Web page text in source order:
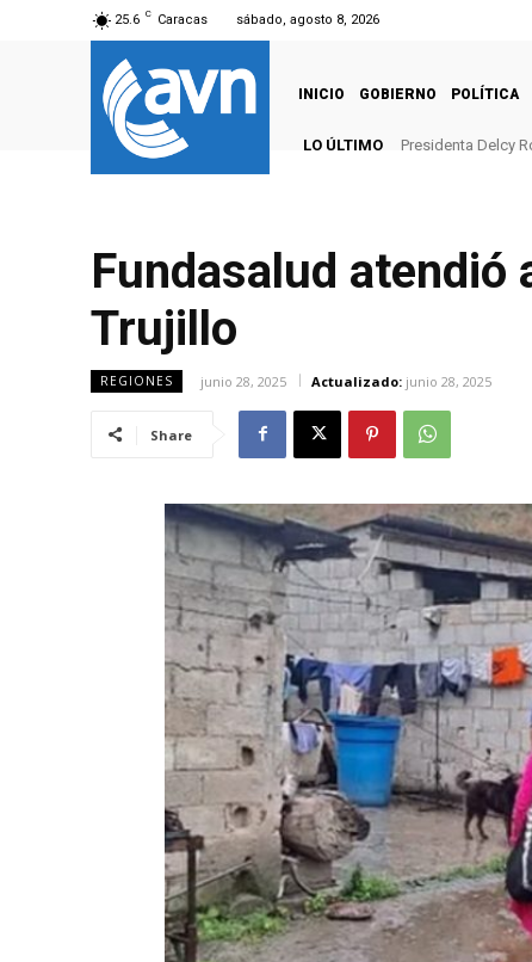
25.6 C Caracas sábado, agosto 8, 2026
INICIO GOBIERNO POLÍTICA
LO ÚLTIMO Presidenta Delcy
Fundasalud atendió
Trujillo
REGIONES junio 28, 2025 Actualizado: junio 28, 2025
Share